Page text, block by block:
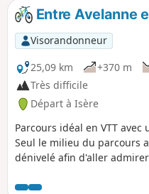
Entre Avelanne
Visorandonneur
25,09 km
+370 m
Très difficile
Départ à Isère
Parcours idéal en VTT
Seul le milieu du parcours
dénivelé afin d'aller